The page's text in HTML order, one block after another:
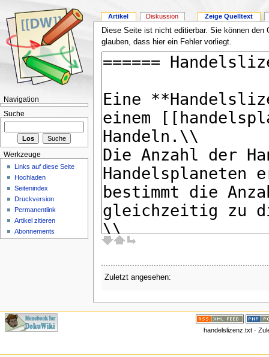
Diese Seite ist nicht editierbar. Sie können
glauben, dass hier ein Fehler vorliegt.
Zuletzt angesehen:
Artikel Diskussion Zeige Quelltext
Navigation
Suche
Werkzeuge
Links auf diese Seite
Hochladen
Seitenindex
Druckversion
Permanentlink
Artikel zitieren
Abonnements
handelslizenz.txt·